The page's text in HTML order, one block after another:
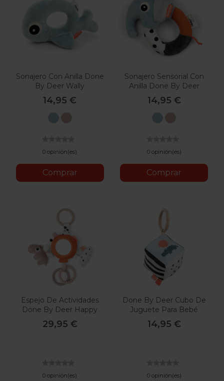
Sonajero Con Anilla Done
By Deer Wally
14,95 €
Azul
0 opinión(es)
Comprar
Sonajero Sensorial Con
Anilla Done By Deer
Elphee
14,95 €
Azul
0 opinión(es)
Comprar
Espejo De Actividades
Done By Deer Happy
Clouds
29,95 €
0 opinión(es)
Done By Deer Cubo De
Juguete Para Bebé
Happy Clouds
14,95 €
0 opinión(es)